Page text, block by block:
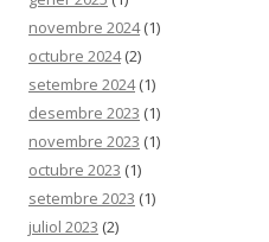
novembre 2024(1)
octubre 2024(2)
setembre 2024(1)
desembre 2023 (1)
novembre 2023 (1)
octubre 2023 (1)
setembre 2023 (1)
juliol 2023 (2)